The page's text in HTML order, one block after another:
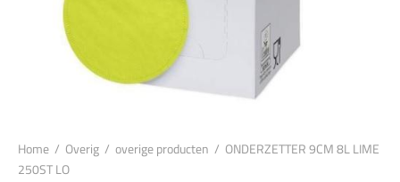
Home / Overig / overige producten / ONDERZETTER 9CM 8L LIME
250ST LO